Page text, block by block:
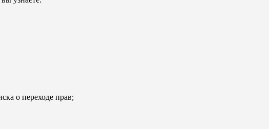
о переходе прав;